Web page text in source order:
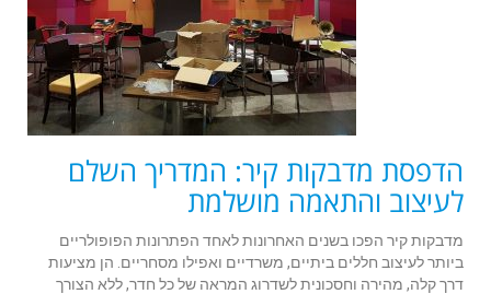
הדפסת מדבקות קיר: המדריך השלם
לעיצוב והתאמה מושלמת
מדבקות קיר הפכו בשנים האחרונות לאחד הפתרונות הפופולריים
ביותר לעיצוב חללים ביתיים, משרדיים ואפילו מסחריים. הן מציעות
דרך קלה, מהירה וחסכונית לשדרוג המראה של כל חדר, ללא הצורך